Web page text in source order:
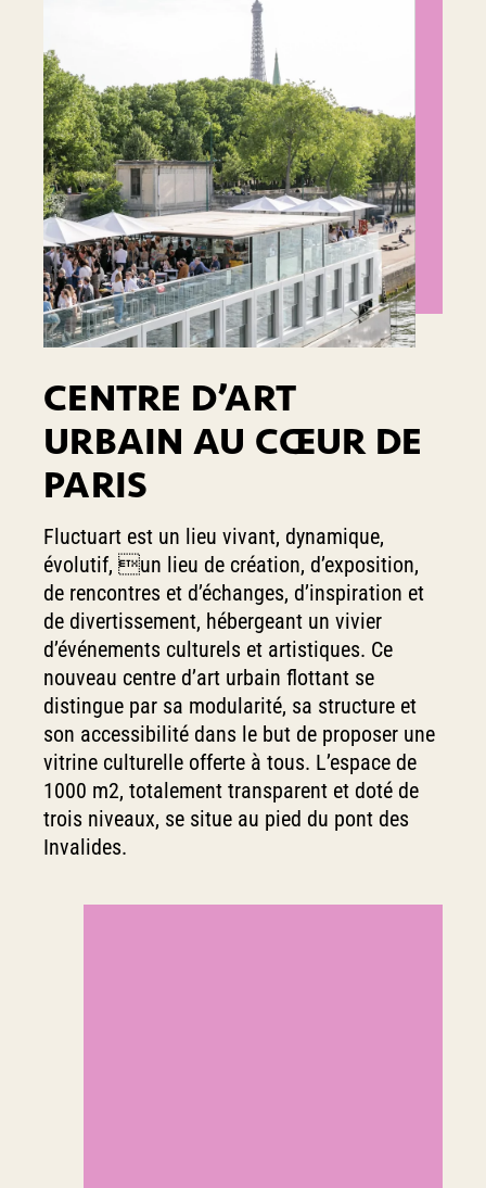
CENTRE D’ART
URBAIN AU CŒUR DE
PARIS
Fluctuart est un lieu vivant, dynamique,
évolutif, un lieu de création, d’exposition,
de rencontres et d’échanges, d’inspiration et
de divertissement, hébergeant un vivier
d’événements culturels et artistiques. Ce
nouveau centre d’art urbain flottant se
distingue par sa modularité, sa structure et
son accessibilité dans le but de proposer une
vitrine culturelle offerte à tous. L’espace de
1000 m2, totalement transparent et doté de
trois niveaux, se situe au pied du pont des
Invalides.